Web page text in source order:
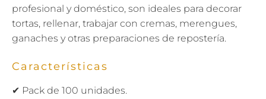
profesional y doméstico, son ideales para decorar
tortas, rellenar, trabajar con cremas, merengues,
ganaches y otras preparaciones de repostería.
Características
✔ Pack de 100 unidades.